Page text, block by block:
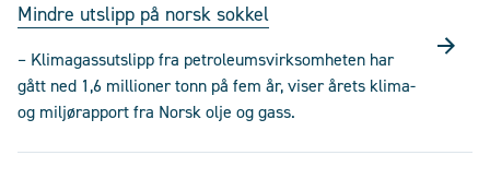
Mindre utslipp på norsk sokkel
– Klimagassutslipp fra petroleumsvirksomheten har
gått ned 1,6 millioner tonn på fem år, viser årets klima-
og miljørapport fra Norsk olje og gass.